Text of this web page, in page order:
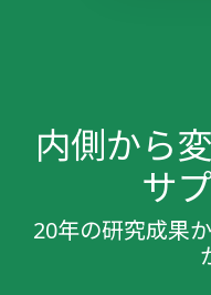
内側から
サ
20年の研究成果